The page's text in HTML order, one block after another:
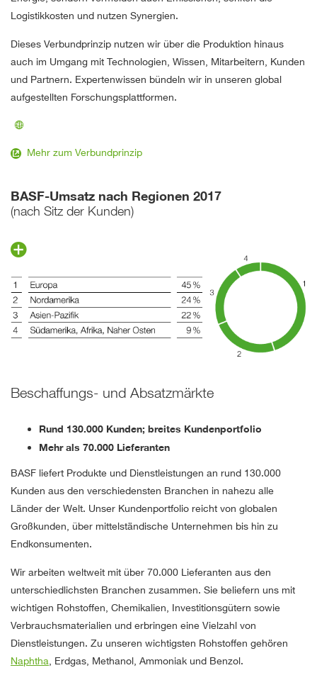
Logistikkosten und nutzen Synergien.
Dieses Verbundprinzip nutzen wir über die Produktion hinaus
auch im Umgang mit Technologien, Wissen, Mitarbeitern, Kunden
und Partnern. Expertenwissen bündeln wir in unseren global
aufgestellten Forschungsplattformen.
Mehr zum Verbundprinzip
BASF-Umsatz nach Regionen 2017
(nach Sitz der Kunden)
Beschaffungs- und Absatzmärkte
Rund 130.000 Kunden; breites Kundenportfolio
Mehr als 70.000 Lieferanten
BASF liefert Produkte und Dienstleistungen an rund 130.000
Kunden aus den verschiedensten Branchen in nahezu alle
Länder der Welt. Unser Kundenportfolio reicht von globalen
Großkunden, über mittelständische Unternehmen bis hin zu
Endkonsumenten.
Wir arbeiten weltweit mit über 70.000 Lieferanten aus den
unterschiedlichsten Branchen zusammen. Sie beliefern uns mit
wichtigen Rohstoffen, Chemikalien, Investitionsgütern sowie
Verbrauchsmaterialien und erbringen eine Vielzahl von
Dienstleistungen. Zu unseren wichtigsten Rohstoffen gehören
Naphtha, Erdgas, Methanol, Ammoniak und Benzol.